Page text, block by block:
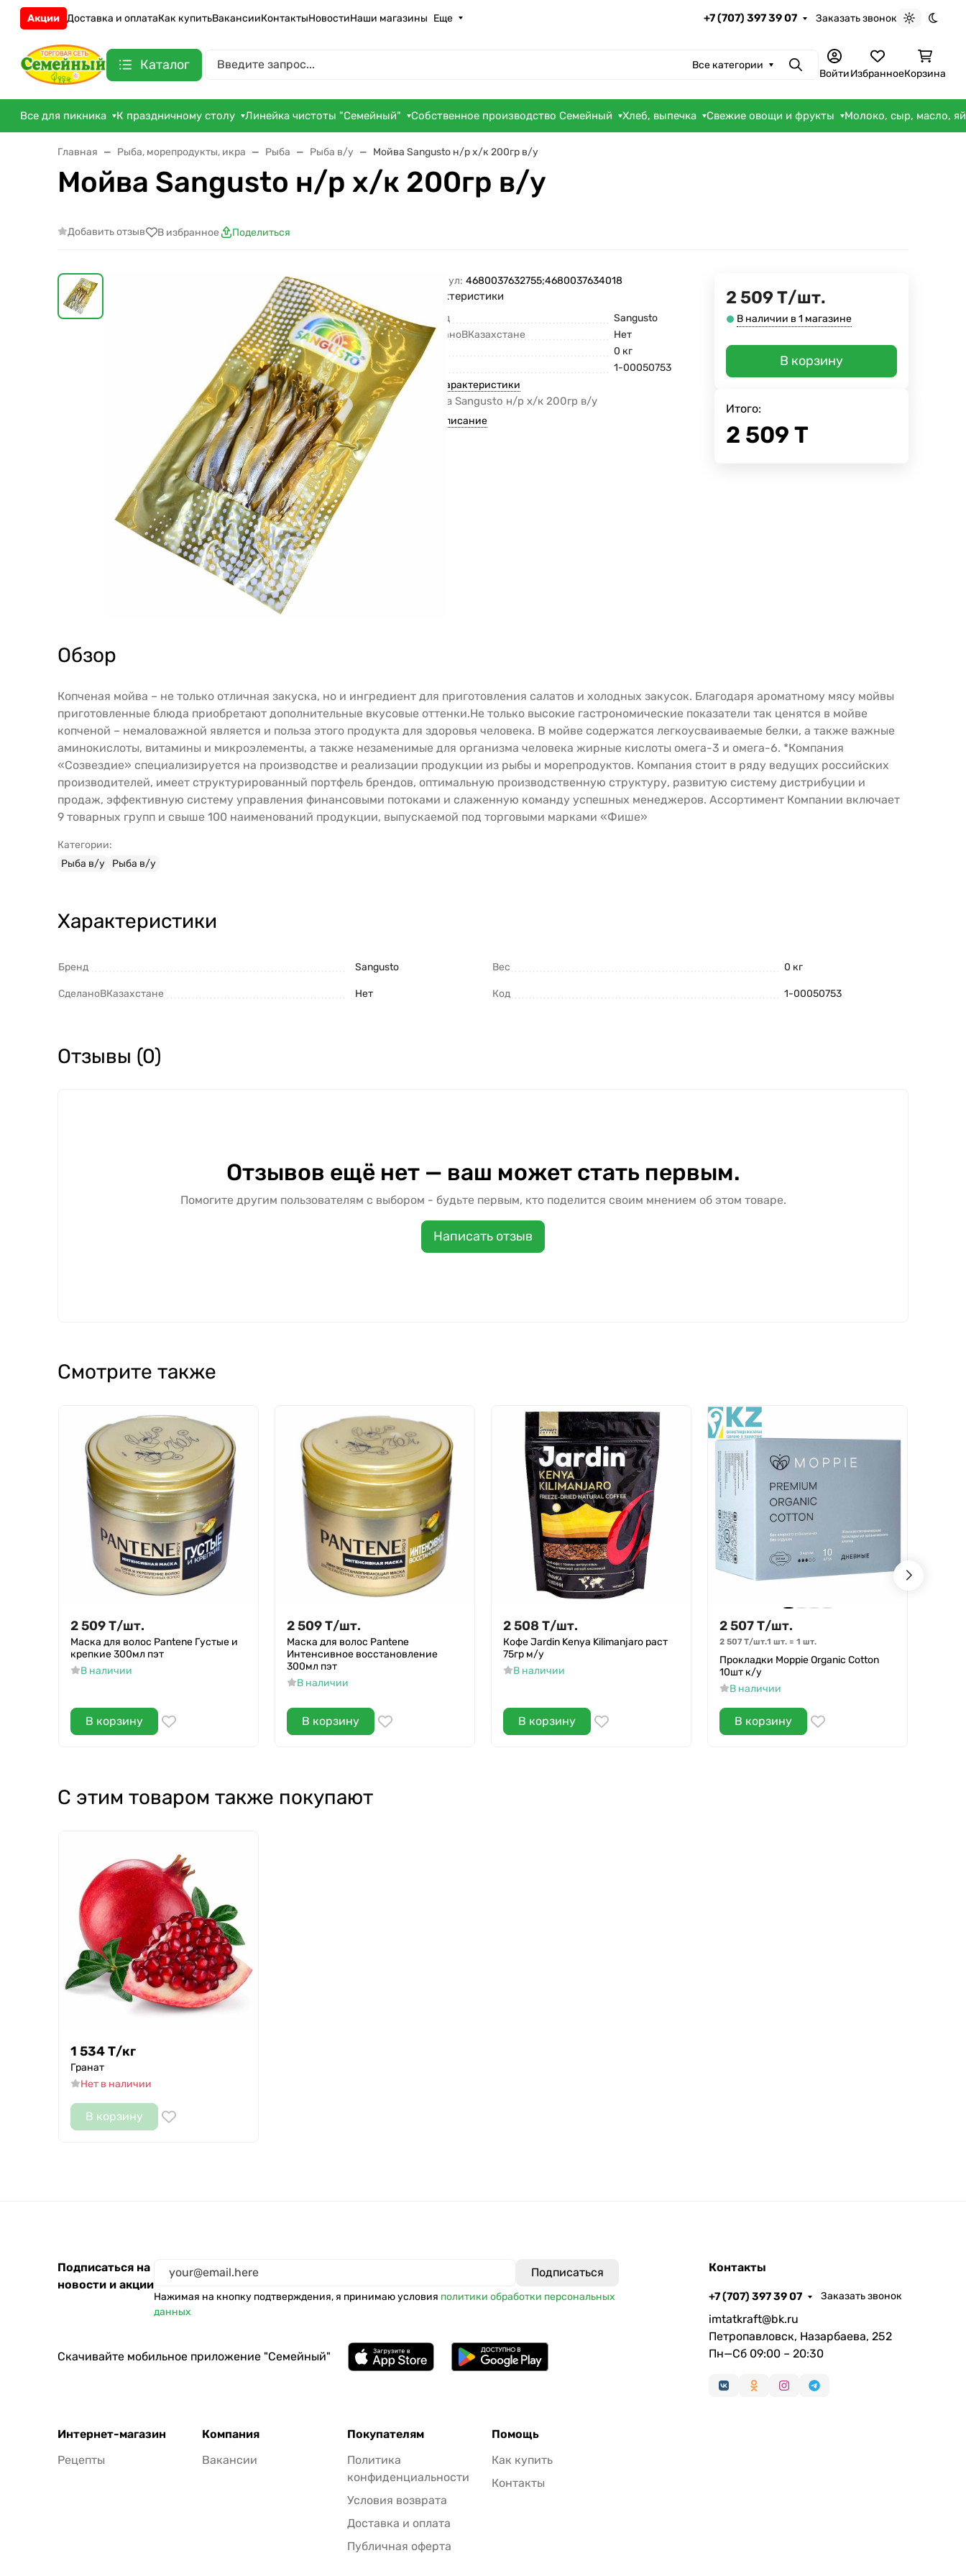
Акции Доставка и оплатаКак купитьВакансииКонтактыНовостиНаши магазины Еще +7 (707) 397 39 07 Заказать звонок
Светлая
Каталог Все категории ПоискВойтиИзбранноеКорзина
Все для пикника К праздничному столу Линейка чистоты "Семейный" Собственное производство Семейный Хлеб, выпечка Свежие овощи и фрукты Молоко, сыр, масло,
Главная Рыба, морепродукты, икра Рыба Рыба в/у Мойва Sangusto н/р х/к 200гр в/у
Мойва Sangusto н/р х/к 200гр в/у
Добавить отзыв В избранное Поделиться
Артикул: 4680037632755;4680037634018
Характеристики
Бренд
Sangusto
СделаноВКазахстане
Нет
Вес
0 кг
1-00050753
Все характеристики
Мойва Sangusto н/р х/к 200гр в/у
Все описание
2 509Т/шт.
В наличии в 1 магазине
В корзину
Итого:
2 509 Т
Обзор
Копченая мойва – не только отличная закуска, но и ингредиент для приготовления салатов и холодных закусок. Благодаря ароматному мясу мойвы
приготовленные блюда приобретают дополнительные вкусовые оттенки.Не только высокие гастрономические показатели так ценятся в мойве
копченой – немаловажной является и польза этого продукта для здоровья человека. В мойве содержатся легкоусваиваемые белки, а также важные
аминокислоты, витамины и микроэлементы, а также незаменимые для организма человека жирные кислоты омега-3 и омега-6. *Компания
«Созвездие» специализируется на производстве и реализации продукции из рыбы и морепродуктов. Компания стоит в ряду ведущих российских
производителей, имеет структурированный портфель брендов, оптимальную производственную структуру, развитую систему дистрибуции и
продаж, эффективную систему управления финансовыми потоками и слаженную команду успешных менеджеров. Ассортимент Компании включает
9 товарных групп и свыше 100 наименований продукции, выпускаемой под торговыми марками «Фише»
Категории:
Рыба в/у
Рыба в/у
Характеристики
Бренд Sangusto
СделаноВКазахстане Нет
Вес 0 кг
Код 1-00050753
Отзывы (0)
Отзывов ещё нет — ваш может стать первым.
Помогите другим пользователям с выбором - будьте первым, кто поделится своим мнением об этом товаре.
Написать отзыв
Смотрите также
2 509Т/шт.
Маска для волос Pantene Густые и
крепкие 300мл пэт
В наличии
В корзину
2 509Т/шт.
Маска для волос Pantene
Интенсивное восстановление
300мл пэт
В наличии
В корзину
2 508 Т/шт.
Кофе Jardin Kenya Kilimanjaro раст
75гр м/у
В наличии
В корзину
2 507Т/шт.
2 507 Т/шт.1 шт. = 1 шт.
Прокладки Moppie Organic Cotton
10шт к/у
В наличии
В корзину
С этим товаром также покупают
1 534Т/кг
Гранат
Нет в наличии
В корзину
Подписаться на
новости и акции
Нажимая на кнопку подтверждения, я принимаю условия политики обработки персональных
данных
Скачивайте мобильное приложение "Семейный"
Интернет-магазин
Рецепты
Компания
Вакансии
Покупателям
Политика
конфиденциальности
Условия возврата
Доставка и оплата
Публичная оферта
Помощь
Как купить
Контакты
Контакты
+7 (707) 397 39 07 Заказать звонок
imtatkraft@bk.ru
Петропавловск, Назарбаева, 252
Пн—Сб 09:00 – 20:30